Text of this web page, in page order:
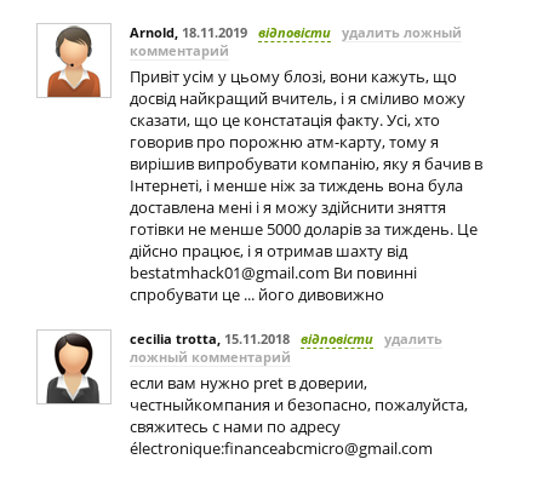
Arnold, 18.11.2019 відповісти удалить ложный
комментарий
Привіт усім у цьому блозі, вони кажуть, що
досвід найкращий вчитель, і я сміливо можу
сказати, що це констатація факту. Усі, хто
говорив про порожню атм-карту, тому я
вирішив випробувати компанію, яку я бачив в
Інтернеті, і менше ніж за тиждень вона була
доставлена мені і я можу здійснити зняття
готівки не менше 5000 доларів за тиждень. Це
дійсно працює, і я отримав шахту від
bestatmhack01@gmail.com Ви повинні
спробувати це ... його дивовижно
cecilia trotta, 15.11.2018 відповісти удалить
ложный комментарий
если вам нужно pret в доверии,
честныйкомпания и безопасно, пожалуйста,
свяжитесь с нами по адресу
électronique:financeabcmicro@gmail.com